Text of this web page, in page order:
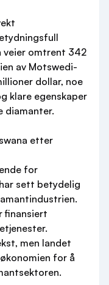
veier omtrent 342
av Motswedi-
dollar, noe
klare egenskaper
diamanter.
etter
for
sett betydelig
finansiert
men landet
for å